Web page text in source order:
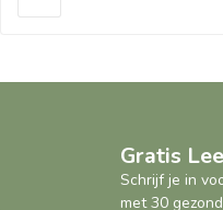
Gratis
Schrijf je in
met 30